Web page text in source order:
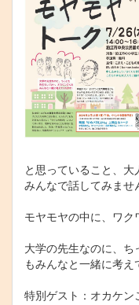
と思っていること、
みんなで話してみませ
モヤモヤの中に、ワク
大学の先生なのに、
もみんなと一緒に考え
特別ゲスト：オカケ